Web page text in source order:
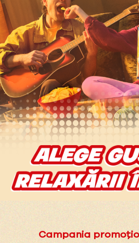
Campania